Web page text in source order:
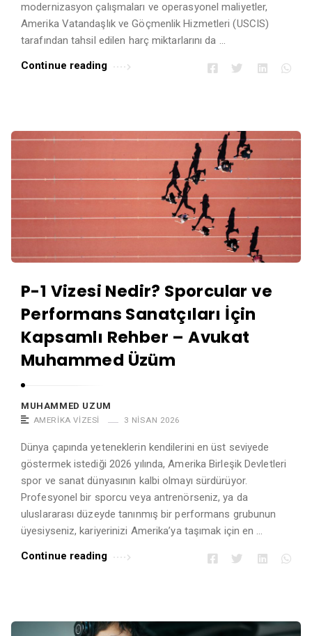
modernizasyon çalışmaları ve operasyonel maliyetler,
Amerika Vatandaşlık ve Göçmenlik Hizmetleri (USCIS)
tarafından tahsil edilen harç miktarlarını da …
Continue reading
P-1 Vizesi Nedir? Sporcular ve
Performans Sanatçıları İçin
Kapsamlı Rehber – Avukat
Muhammed Üzüm
MUHAMMED UZUM
AMERIKA VIZESI 3 NISAN 2026
Dünya çapında yeteneklerin kendilerini en üst seviyede
göstermek istediği 2026 yılında, Amerika Birleşik Devletleri
spor ve sanat dünyasının kalbi olmayı sürdürüyor.
Profesyonel bir sporcu veya antrenörseniz, ya da
uluslararası düzeyde tanınmış bir performans grubunun
üyesiyseniz, kariyerinizi Amerika’ya taşımak için en …
Continue reading